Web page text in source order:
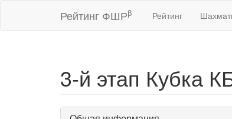
Рейтинг ФШРβ Рейтинг
3-й этап Кубка